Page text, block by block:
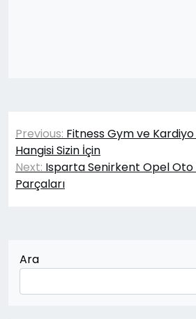
Yazı
gezinmesi
Previous: Fitness Gym ve
Hangisi Sizin İçin
Next: Isparta Senirkent Opel Oto
Parçaları
Ara